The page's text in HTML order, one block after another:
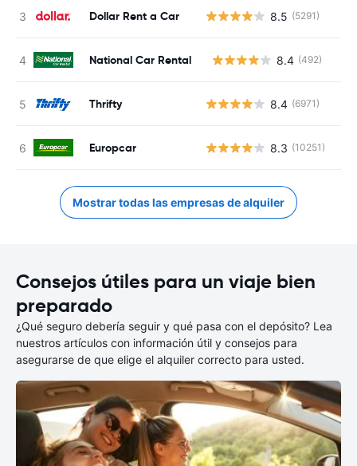
Dollar Rent a Car 8.5 (5291)
National Car Rental 8.4 (492)
Thrifty 8.4 (6971)
Europcar 8.3 (10251)
Mostrar todas las empresas de alquiler
Consejos útiles para un viaje bien
preparado
¿Qué seguro debería seguir y qué pasa con el depósito? Lea
nuestros artículos con información útil y consejos para
asegurarse de que elige el alquiler correcto para usted.